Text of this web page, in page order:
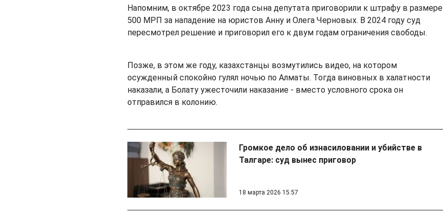
Напомним, в октябре 2023 года сына депутата приговорили к штрафу в размере
500 МРП за нападение на юристов Анну и Олега Черновых. В 2024 году суд
пересмотрел решение и приговорил его к двум годам ограничения свободы.
Позже, в этом же году, казахстанцы возмутились видео, на котором
осужденный спокойно гулял ночью по Алматы. Тогда виновных в халатности
наказали, а Болату ужесточили наказание - вместо условного срока он
отправился в колонию.
Громкое дело об изнасиловании и убийстве в
Талгаре: суд вынес приговор
18 марта 2026 15:57